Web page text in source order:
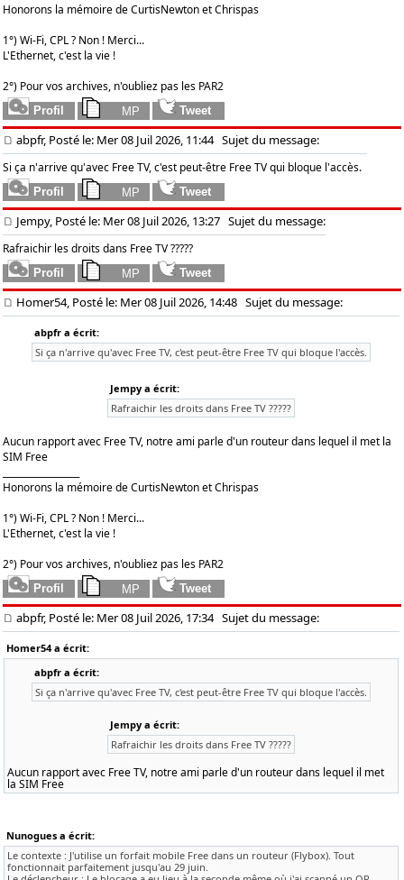
Honorons la mémoire de CurtisNewton et Chrispas
1°) Wi-Fi, CPL ? Non ! Merci...
L'Ethernet, c'est la vie !
2°) Pour vos archives, n'oubliez pas les PAR2
abpfr, Posté le: Mer 08 Juil 2026, 11:44Sujet du message:
Si ça n'arrive qu'avec Free TV, c'est peut-être Free TV qui bloque l'accès.
Jempy, Posté le: Mer 08 Juil 2026, 13:27 Sujet du message:
Rafraichir les droits dans Free TV ?????
Homer54, Posté le: Mer 08 Juil 2026, 14:48 Sujet du message:
abpfr a écrit:
Si ça n'arrive qu'avec Free TV, c'est peut-être Free TV qui bloque l'accès.
Jempy a écrit:
Rafraichir les droits dans Free TV ?????
Aucun rapport avec Free TV, notre ami parle d'un routeur dans lequel il met la
SIM Free
Honorons la mémoire de CurtisNewton et Chrispas
1°) Wi-Fi, CPL ? Non ! Merci...
L'Ethernet, c'est la vie !
2°) Pour vos archives, n'oubliez pas les PAR2
abpfr, Posté le: Mer 08 Juil 2026, 17:34Sujet du message:
Homer54 a écrit:
abpfr a écrit:
Si ça n'arrive qu'avec Free TV, c'est peut-être Free TV qui bloque l'accès.
Jempy a écrit:
Rafraichir les droits dans Free TV ?????
Aucun rapport avec Free TV, notre ami parle d'un routeur dans lequel il met
la SIM Free
Nunogues a écrit:
Le contexte : J'utilise un forfait mobile Free dans un routeur (Flybox). Tout
fonctionnait parfaitement jusqu'au 29 juin.